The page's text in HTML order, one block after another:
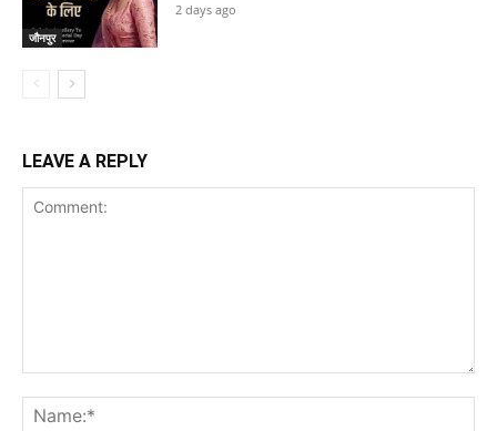
जौनपुर
2 days ago
LEAVE A REPLY